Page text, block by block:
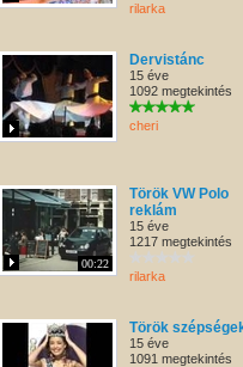
rilarka
Dervistánc
15 éve
1092 megtekintés
cheri
00:22
Török VW Polo
reklám
15 éve
1217 megtekintés
rilarka
Török
15 éve
1091 megtekintés